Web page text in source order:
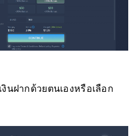
ฝากด้วยตนเองหรือเลือก